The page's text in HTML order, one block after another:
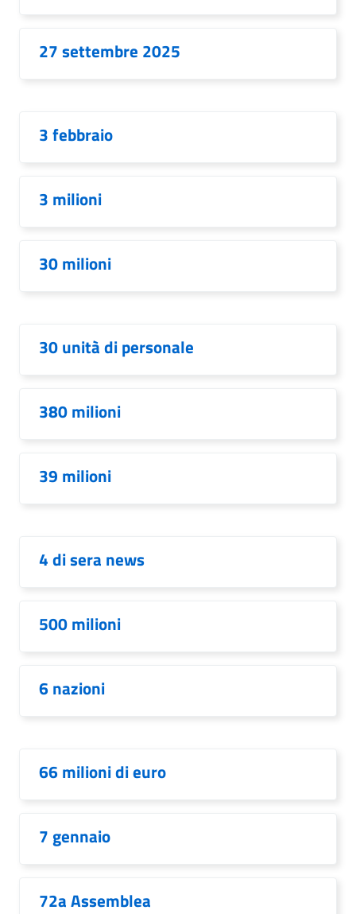
27 settembre 2025
3 febbraio
3 milioni
30 milioni
30 unità di personale
380 milioni
39 milioni
4 di sera news
500 milioni
6 nazioni
66 milioni di euro
7 gennaio
72a Assemblea